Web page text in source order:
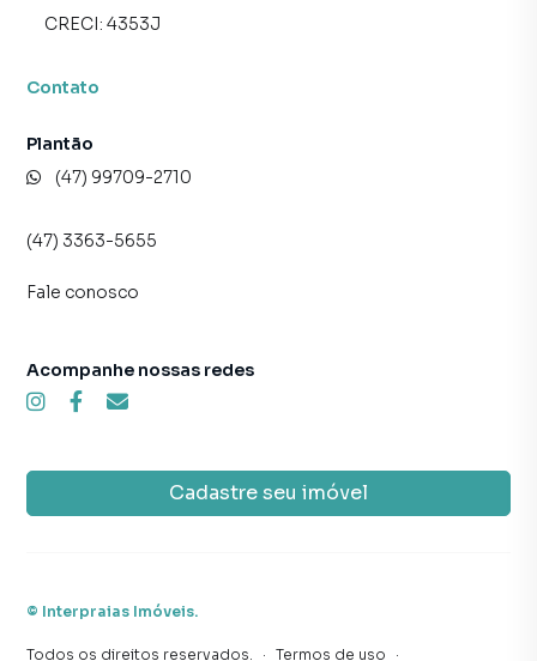
CRECI: 4353J
Contato
Plantão
(47) 99709-2710
(47) 3363-5655
Fale conosco
Cadastre seu imóvel
Acompanhe nossas redes
© Interpraias Imóveis.
Todos os direitos reservados. · Termos de uso ·